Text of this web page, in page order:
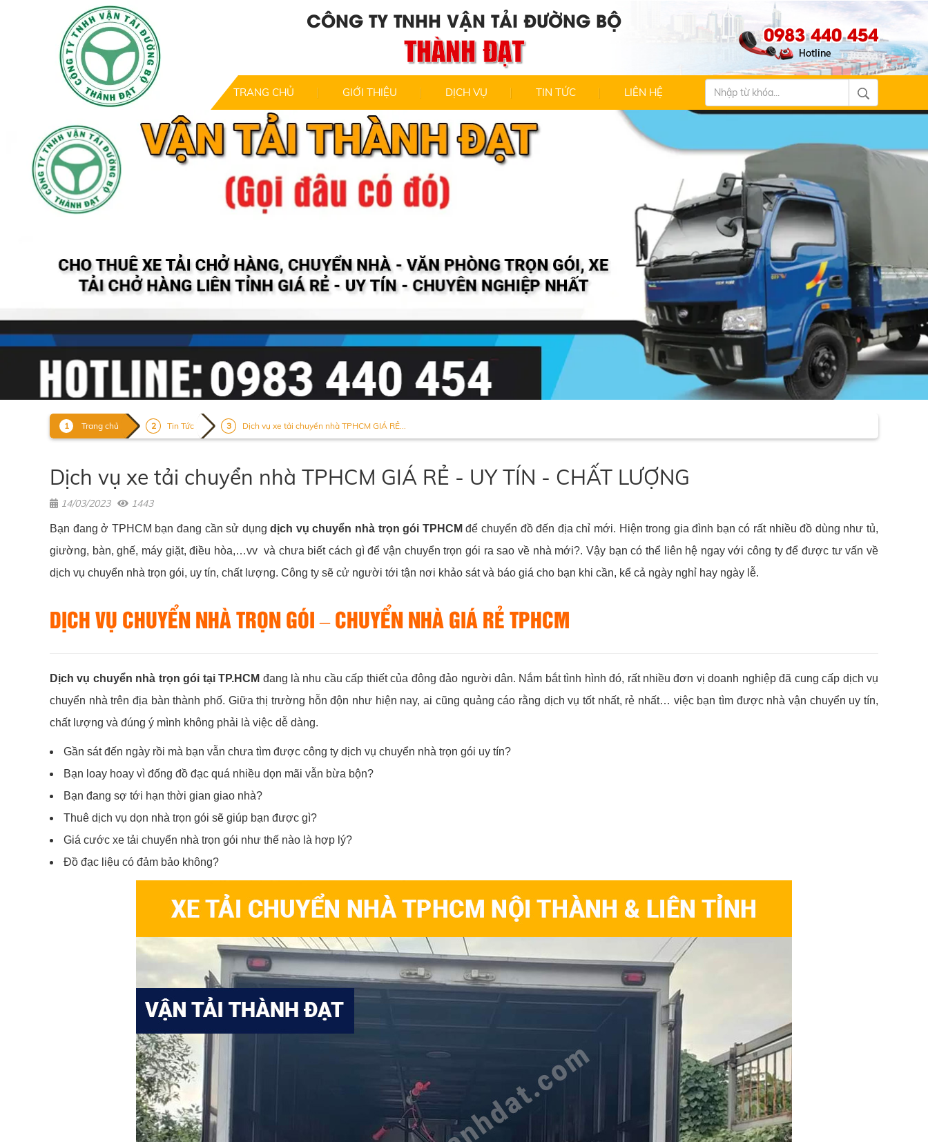
CÔNG TY TNHH VẬN TẢI ĐƯỜNG BỘ
THÀNH ĐẠT 0983 440 454
TRANG CHỦ GIỚI THIỆU DỊCH VỤ TIN TỨC LIÊN HỆ
Trang chủ Tin Tức Dịch vụ xe tải chuyển nhà TPHCM GIÁ RẺ...
Dịch vụ xe tải chuyển nhà TPHCM GIÁ RẺ - UY TÍN - CHẤT LƯỢNG
14/03/2023 1443
Bạn đang ở TPHCM bạn đang cần sử dụngdịch vụ chuyển nhà trọn gói TPHCM để chuyển đồ đến địa chỉ mới. Hiện trong gia đình bạn có rất nhiều đồ dùng như tủ,
giường, bàn, ghế, máy giặt, điều hòa,…vv và chưa biết cách gì để vận chuyển trọn gói ra sao về nhà mới?. Vậy bạn có thể liên hệ ngay với công ty để được tư vấn về
dịch vụ chuyển nhà trọn gói, uy tín, chất lượng. Công ty sẽ cử người tới tận nơi khảo sát và báo giá cho bạn khi cần, kể cả ngày nghỉ hay ngày lễ.
DỊCH VỤ CHUYỂN NHÀ TRỌN GÓI – CHUYỂN NHÀ GIÁ RẺ TPHCM
Dịch vụ chuyển nhà trọn gói tại TP.HCM đang là nhu cầu cấp thiết của đông đảo người dân. Nắm bắt tình hình đó, rất nhiều đơn vị doanh nghiệp đã cung cấp dịch vụ
chuyển nhà trên địa bàn thành phố. Giữa thị trường hỗn độn như hiện nay, ai cũng quảng cáo rằng dịch vụ tốt nhất, rẻ nhất… việc bạn tìm được nhà vận chuyển uy tín,
chất lượng và đúng ý mình không phải là việc dễ dàng.
Gần sát đến ngày rồi mà bạn vẫn chưa tìm được công ty dịch vụ chuyển nhà trọn gói uy tín?
Bạn loay hoay vì đống đồ đạc quá nhiều dọn mãi vẫn bừa bộn?
Bạn đang sợ tới hạn thời gian giao nhà?
Thuê dịch vụ dọn nhà trọn gói sẽ giúp bạn được gì?
Giá cước xe tải chuyển nhà trọn gói như thế nào là hợp lý?
Đồ đạc liệu có đảm bảo không?